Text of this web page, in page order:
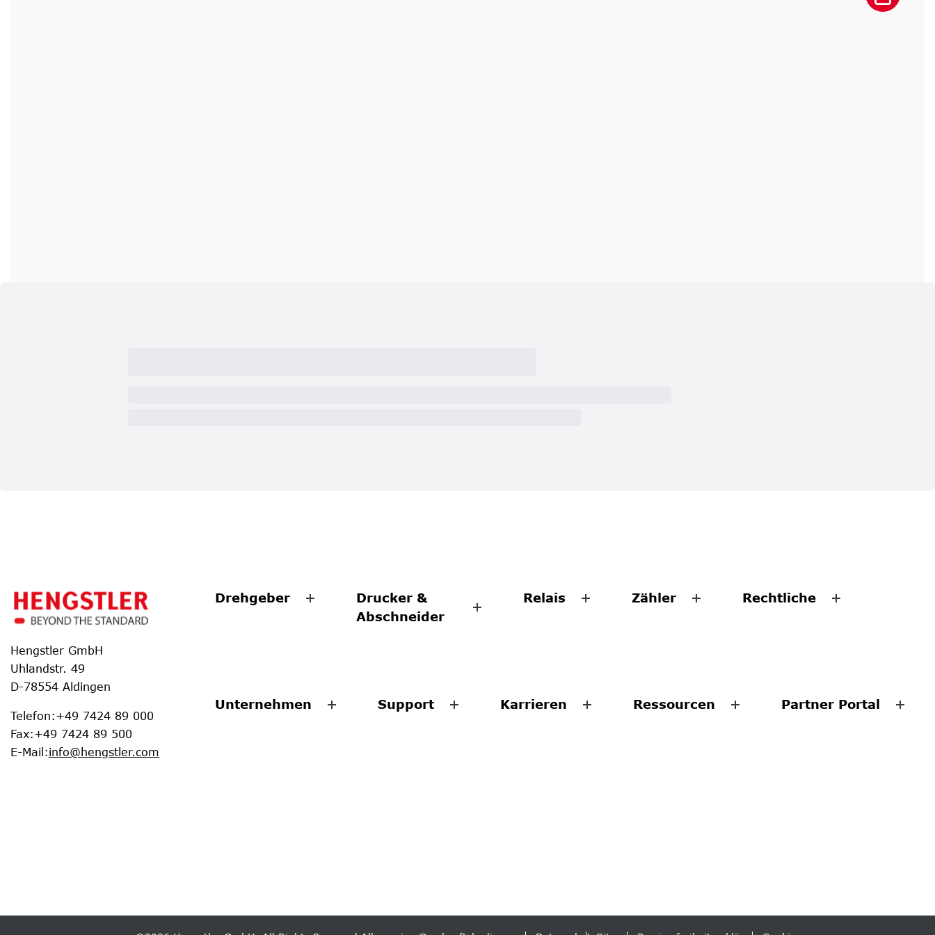
Hengstler GmbH
Uhlandstr. 49
D-78554 Aldingen
Telefon:+49 7424 89 000
Fax:+49 7424 89 500
E-Mail :info@hengstler.com
Drehgeber
Drucker &
Abschneider
Relais Zähler Rechtliche
Unternehmen Support Karrieren Ressourcen Partner Portal